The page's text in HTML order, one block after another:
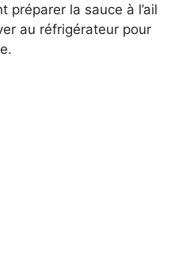
préparer la sauce à l’ail
au réfrigérateur pour